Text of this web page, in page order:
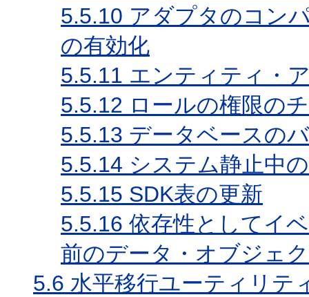
5.5.10 アダプタのコン
の有効化
5.5.11 エンティティ・
5.5.12 ロールの権限の
5.5.13 データベースの
5.5.14 システム静止中
5.5.15 SDK表の更新
5.5.16 依存性としてイ
前のデータ・オブジェ
5.6 水平移行ユーティリテ